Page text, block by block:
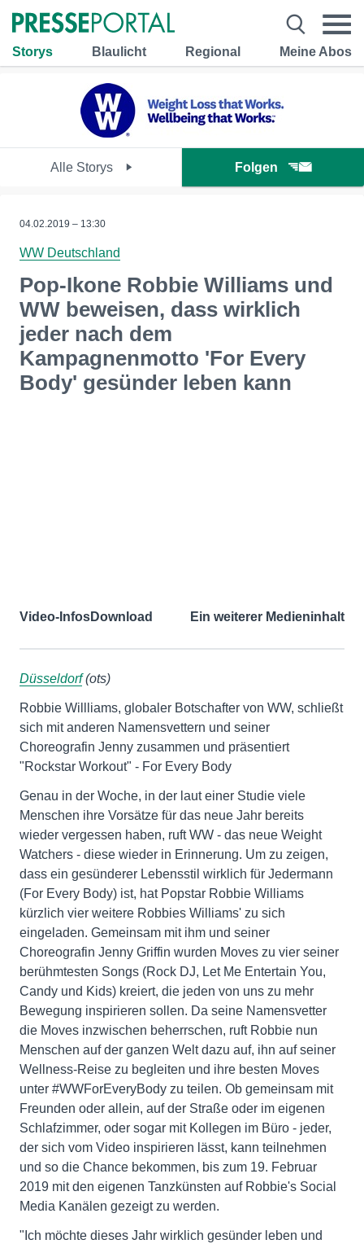
Storys Blaulicht Regional Meine Abos
Alle Storys Folgen
04.02.2019 – 13:30
WW Deutschland
Pop-Ikone Robbie Williams und
WW beweisen, dass wirklich
jeder nach dem
Kampagnenmotto 'For Every
Body' gesünder leben kann
Video-InfosDownload Ein weiterer Medieninhalt
Düsseldorf(ots)
Robbie Willliams, globaler Botschafter von WW, schließt
sich mit anderen Namensvettern und seiner
Choreografin Jenny zusammen und präsentiert
"Rockstar Workout" - For Every Body
Genau in der Woche, in der laut einer Studie viele
Menschen ihre Vorsätze für das neue Jahr bereits
wieder vergessen haben, ruft WW - das neue Weight
Watchers - diese wieder in Erinnerung. Um zu zeigen,
dass ein gesünderer Lebensstil wirklich für Jedermann
(For Every Body) ist, hat Popstar Robbie Williams
kürzlich vier weitere Robbies Williams' zu sich
eingeladen. Gemeinsam mit ihm und seiner
Choreografin Jenny Griffin wurden Moves zu vier seiner
berühmtesten Songs (Rock DJ, Let Me Entertain You,
Candy und Kids) kreiert, die jeden von uns zu mehr
Bewegung inspirieren sollen. Da seine Namensvetter
die Moves inzwischen beherrschen, ruft Robbie nun
Menschen auf der ganzen Welt dazu auf, ihn auf seiner
Wellness-Reise zu begleiten und ihre besten Moves
unter #WWForEveryBody zu teilen. Ob gemeinsam mit
Freunden oder allein, auf der Straße oder im eigenen
Schlafzimmer, oder sogar mit Kollegen im Büro - jeder,
der sich vom Video inspirieren lässt, kann teilnehmen
und so die Chance bekommen, bis zum 19. Februar
2019 mit den eigenen Tanzkünsten auf Robbie's Social
Media Kanälen gezeigt zu werden.
"Ich möchte dieses Jahr wirklich gesünder leben und